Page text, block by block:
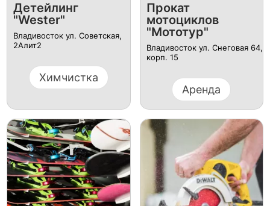
Детейлинг
"Wester"
Владивосток ул. Советская,
2Алит2
Химчистка
Прокат
мотоциклов
"Мототур"
Владивосток ул. Снеговая 64,
корп. 15
Аренда